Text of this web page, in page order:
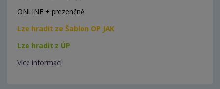
ONLINE + prezenčně
Lze hradit ze Šablon OP JAK
Lze hradit z ÚP
Více informací